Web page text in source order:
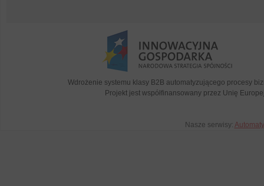
Wdrożenie systemu klasy B2B automatyzującego procesy
Projekt jest współfinansowany przez Unię
Nasze serwisy: